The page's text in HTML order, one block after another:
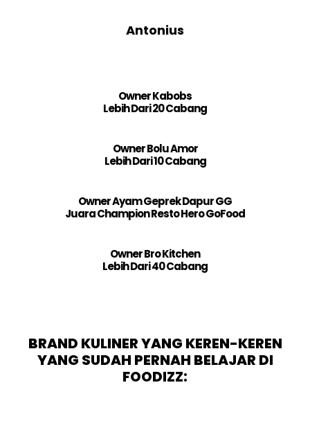
Antonius
Owner Kabobs
Lebih Dari 20 Cabang
Owner Bolu Amor
Lebih Dari 10 Cabang
Owner Ayam Geprek Dapur GG
Juara Champion Resto Hero GoFood
Owner Bro Kitchen
Lebih Dari 40 Cabang
BRAND KULINER YANG KEREN-KEREN
YANG SUDAH PERNAH BELAJAR DI
FOODIZZ: